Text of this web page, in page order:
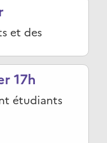
et des
17h
étudiants